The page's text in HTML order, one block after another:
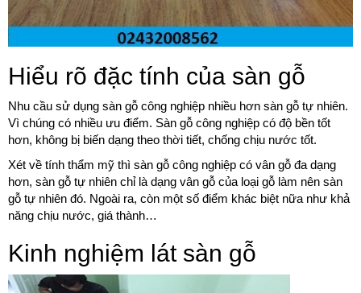
Hiểu rõ đặc tính của sàn gỗ
Nhu cầu sử dụng sàn gỗ công nghiệp nhiều hơn sàn gỗ tự nhiên.
Vì chúng có nhiều ưu điểm. Sàn gỗ công nghiệp có độ bền tốt
hơn, không bị biến dạng theo thời tiết, chống chịu nước tốt.
Xét về tính thẩm mỹ thì sàn gỗ công nghiệp có vân gỗ đa dạng
hơn, sàn gỗ tự nhiên chỉ là dạng vân gỗ của loại gỗ làm nên sàn
gỗ tự nhiên đó. Ngoài ra, còn một số điểm khác biệt nữa như khả
năng chịu nước, giá thành…
Kinh nghiệm lát sàn gỗ